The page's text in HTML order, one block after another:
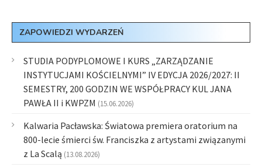
ZAPOWIEDZI WYDARZEŃ
STUDIA PODYPLOMOWE I KURS „ZARZĄDZANIE
INSTYTUCJAMI KOŚCIELNYMI” IV EDYCJA 2026/2027: II
SEMESTRY, 200 GODZIN WE WSPÓŁPRACY KUL JANA
PAWŁA II i KWPZM (15.06.2026)
Kalwaria Pacławska: Światowa premiera oratorium na
800-lecie śmierci św. Franciszka z artystami związanymi
z La Scalą (13.08.2026)